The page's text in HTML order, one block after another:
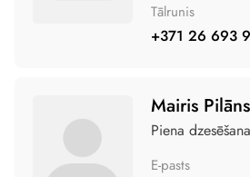
Tālrunis
+371 26 693
Mairis Pilāns
Piena
E-pasts